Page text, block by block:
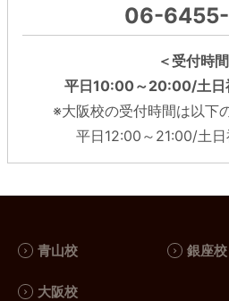
06-6455-
＜受付時
平日10:00～20:00/土
※大阪校の受付時間は以下
平日12:00～21:00/土
青山校 銀座校
大阪校